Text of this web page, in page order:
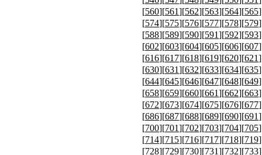
[560][561][562][563][564][565
[574][575][576][577][578][579
[588][589][590][591][592][593
[602][603][604][605][606][607
[616][617][618][619][620][621
[630][631][632][633][634][635
[644][645][646][647][648][649
[658][659][660][661][662][663
[672][673][674][675][676][677
[686][687][688][689][690][691
[700][701][702][703][704][705
[714][715][716][717][718][719
[728][729][730][731][732][733